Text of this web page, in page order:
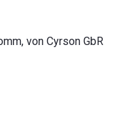
von Cyrson GbR